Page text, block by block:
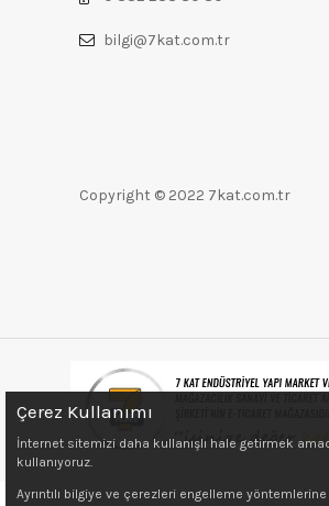
bilgi@7kat.com.tr
Copyright © 2022 7kat.com.tr
Çerez Kullanımı
İnternet sitemizi daha kullanışlı hale getirmek
kullanıyoruz.
Ayrıntılı bilgiye ve çerezleri engelleme yöntemlerine